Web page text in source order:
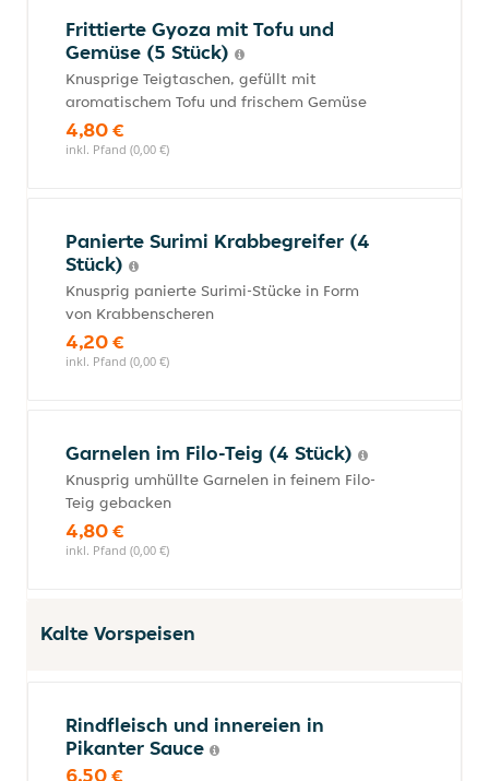
Frittierte Gyoza mit Tofu und
Gemüse (5 Stück)
Knusprige Teigtaschen, gefüllt mit
aromatischem Tofu und frischem Gemüse
4,80 €
inkl. Pfand (0,00 €)
Panierte Surimi Krabbegreifer (4
Stück)
Knusprig panierte Surimi-Stücke in Form
von Krabbenscheren
4,20 €
inkl. Pfand (0,00 €)
Garnelen im Filo-Teig (4 Stück)
Knusprig umhüllte Garnelen in feinem Filo-
Teig gebacken
4,80 €
inkl. Pfand (0,00 €)
Kalte Vorspeisen
Rindfleisch und innereien in
Pikanter Sauce
6,50 €